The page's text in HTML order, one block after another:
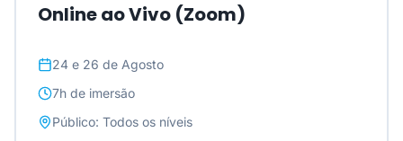
Online ao Vivo (Zoom)
24 e 26 de Agosto
7h de imersão
Público: Todos os níveis